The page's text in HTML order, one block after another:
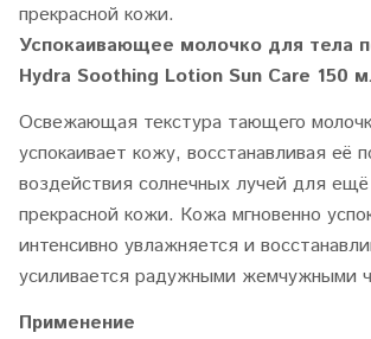
прекрасной кожи.
Успокаивающее молочко для тела
Hydra Soothing Lotion Sun Care 150
Освежающая текстура тающего
успокаивает кожу, восстанавливая её
воздействия солнечных лучей для
прекрасной кожи. Кожа мгновенно
интенсивно увлажняется и
усиливается радужными жемчужными
Применение